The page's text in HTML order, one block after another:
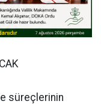
süreçlerinin